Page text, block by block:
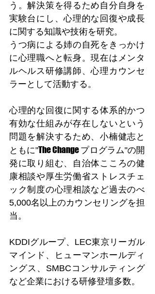
う。解決策を得るため自分自身を
実験台にし、心理的な回復や成長
に関する知識や技術を研究。
うつ病による姉の自死をきっかけ
に心理職へと転身。現在はメンタ
ルヘルス研修講師、心理カウンセ
ラーとして活動する。
心理的な回復に関する体系的かつ
有効な仕組みが存在しないという
問題を解決するため、小楠健志と
ともに"The Change プログラム"の開
発に取り組む、自治体こころの健
康相談や厚生労働省ストレスチェ
ック制度の心理相談など過去のべ
5,000名以上のカウンセリングを担
当。
KDDIグループ、LEC東京リーガル
マインド、ヒューマンホールディ
ングス、SMBCコンサルティング
など企業における研修登壇多数。